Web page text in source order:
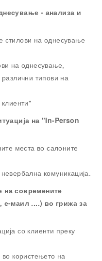
- анализа и
на однесување
на однесување,
типови на
на "In-Person
места во салоните
комуникација.
современите
е-маил ....) во грижа за
со клиенти преку
користењето на